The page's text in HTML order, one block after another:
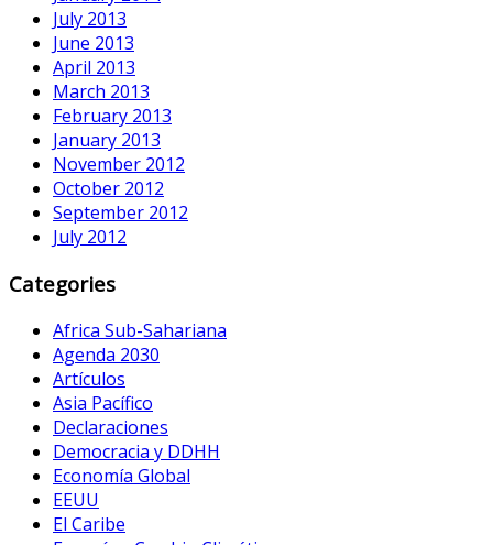
July 2013
June 2013
April 2013
March 2013
February 2013
January 2013
November 2012
October 2012
September 2012
July 2012
Categories
Africa Sub-Sahariana
Agenda 2030
Artículos
Asia Pacífico
Declaraciones
Democracia y DDHH
Economía Global
EEUU
El Caribe